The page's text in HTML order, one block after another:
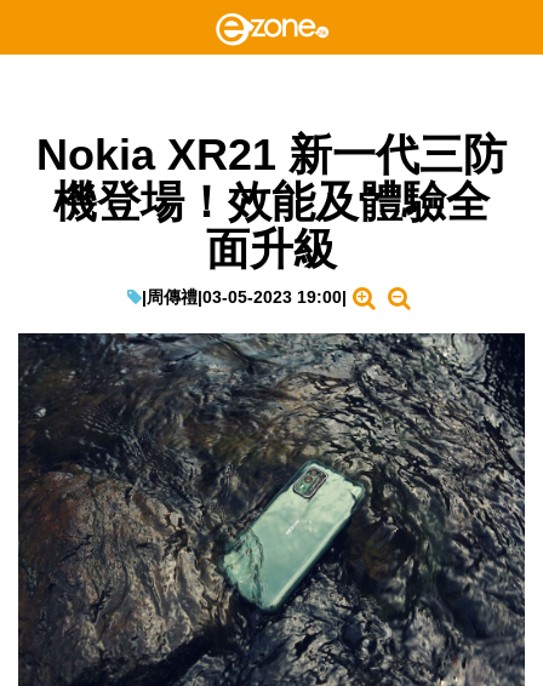
Nokia XR21 新一代三防
機登場！效能及體驗全
面升級
|周傳禮|03-05-2023 19:00|